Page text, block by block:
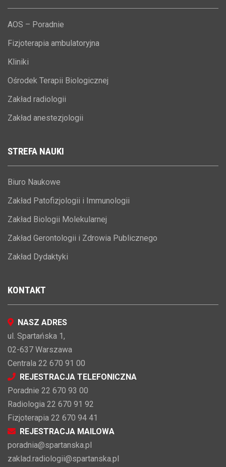
AOS – Poradnie
Fizjoterapia ambulatoryjna
Kliniki
Ośrodek Terapii Biologicznej
Zakład radiologii
Zakład anestezjologii
STREFA NAUKI
Biuro Naukowe
Zakład Patofizjologii i Immunologii
Zakład Biologii Molekularnej
Zakład Gerontologii i Zdrowia Publicznego
Zakład Dydaktyki
KONTAKT
NASZ ADRES
ul. Spartańska 1,
02-637 Warszawa
Centrala 22 670 91 00
REJESTRACJA TELEFONICZNA
Poradnie 22 670 93 00
Radiologia 22 670 91 92
Fizjoterapia 22 670 94 41
REJESTRACJA MAILOWA
poradnia@spartanska.pl
zaklad.radiologii@spartanska.pl